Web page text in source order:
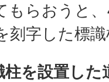
もらおうと
刻字した標
を設置した